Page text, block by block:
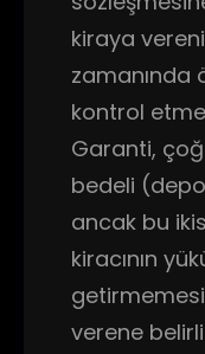
kiraya
zamanında
kontrol
Garanti,
bedeli
ancak bu
kiracının
verene